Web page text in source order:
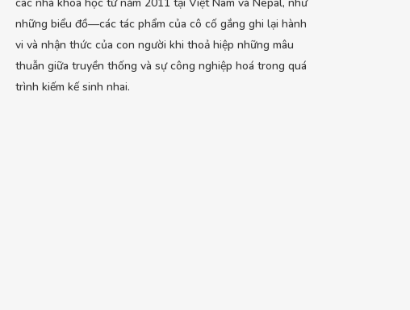
những biểu đồ—các tác phẩm của cô cố gắng ghi lại hành
vi và nhận thức của con người khi thoả hiệp những mâu
thuẫn giữa truyền thống và sự công nghiệp hoá trong quá
trình kiếm kế sinh nhai.